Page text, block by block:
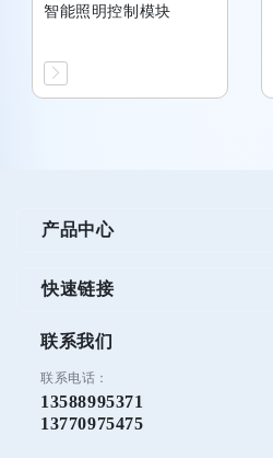
智能照明控制模块
产品中心
快速链接
联系我们
联系电话：
13588995371
13770975475